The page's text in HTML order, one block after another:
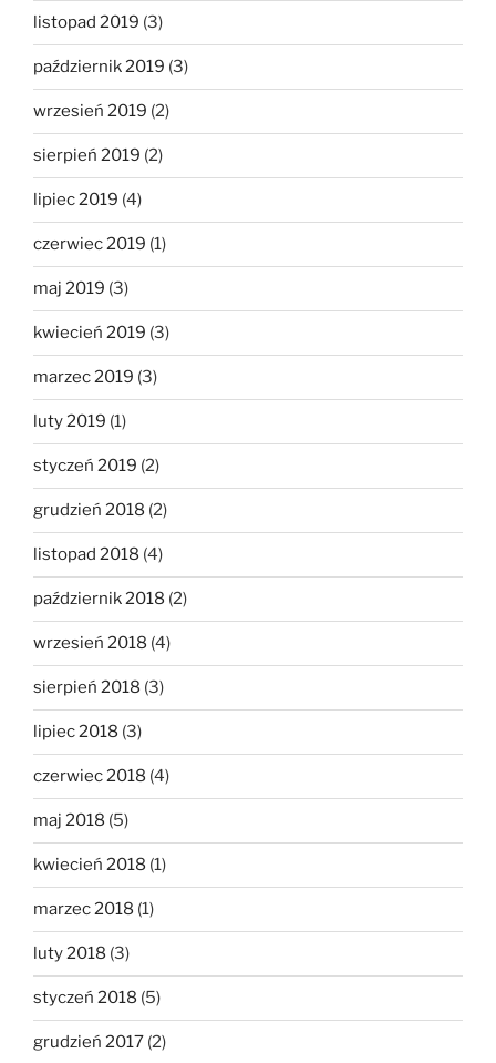
listopad 2019 (3)
październik 2019 (3)
wrzesień 2019 (2)
sierpień 2019 (2)
lipiec 2019 (4)
czerwiec 2019 (1)
maj 2019 (3)
kwiecień 2019 (3)
marzec 2019 (3)
luty 2019 (1)
styczeń 2019 (2)
grudzień 2018 (2)
listopad 2018 (4)
październik 2018 (2)
wrzesień 2018 (4)
sierpień 2018 (3)
lipiec 2018 (3)
czerwiec 2018 (4)
maj 2018 (5)
kwiecień 2018 (1)
marzec 2018 (1)
luty 2018 (3)
styczeń 2018 (5)
grudzień 2017 (2)